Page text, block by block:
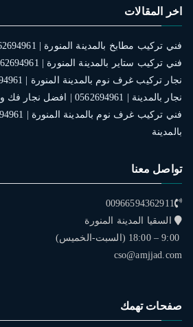
اخر المقالات
فني تركيب مطابخ بالمدينة المنورة | 0562694961 | فك وتركيب المطابخ
فني تركيب ستاير بالمدينة المنورة | 0562694961 | افضل نجار
نجار تركيب غرف نوم بالمدينة المنورة | 0562694961 | افضل الخدمات
نجار بالمدينة | 0562694961 | افضل نجار فك وتركيب وصيانة
بالمدينة
تواصل معنا
00966594362911
السقيا المدينة المنورة
9:00 – 18:00 (السبت-الخميس)
cso@amjjad.com
صفحات تهمك